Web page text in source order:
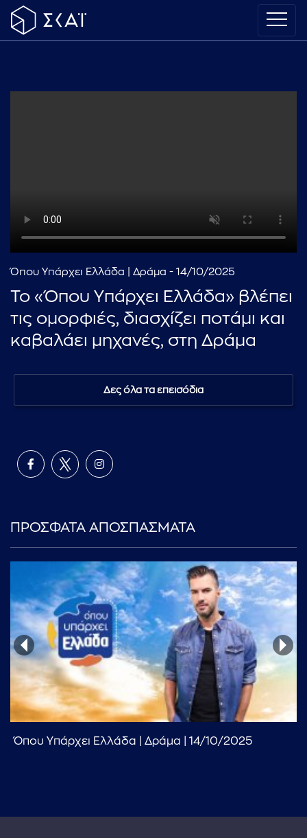
...πληκτρολογήστε κείμενο προς αναζήτηση
Όπου Υπάρχει Ελλάδα | Δράμα - 14/10/2025
Το «Όπου Υπάρχει Ελλάδα» βλέπει
τις ομορφιές, διασχίζει ποτάμι και
καβαλάει μηχανές, στη Δράμα
Δες όλα τα επεισόδια
ΠΡΟΣΦΑΤΑ ΑΠΟΣΠΑΣΜΑΤΑ
Όπου Υπάρχει Ελλάδα | Δράμα | 14/10/2025